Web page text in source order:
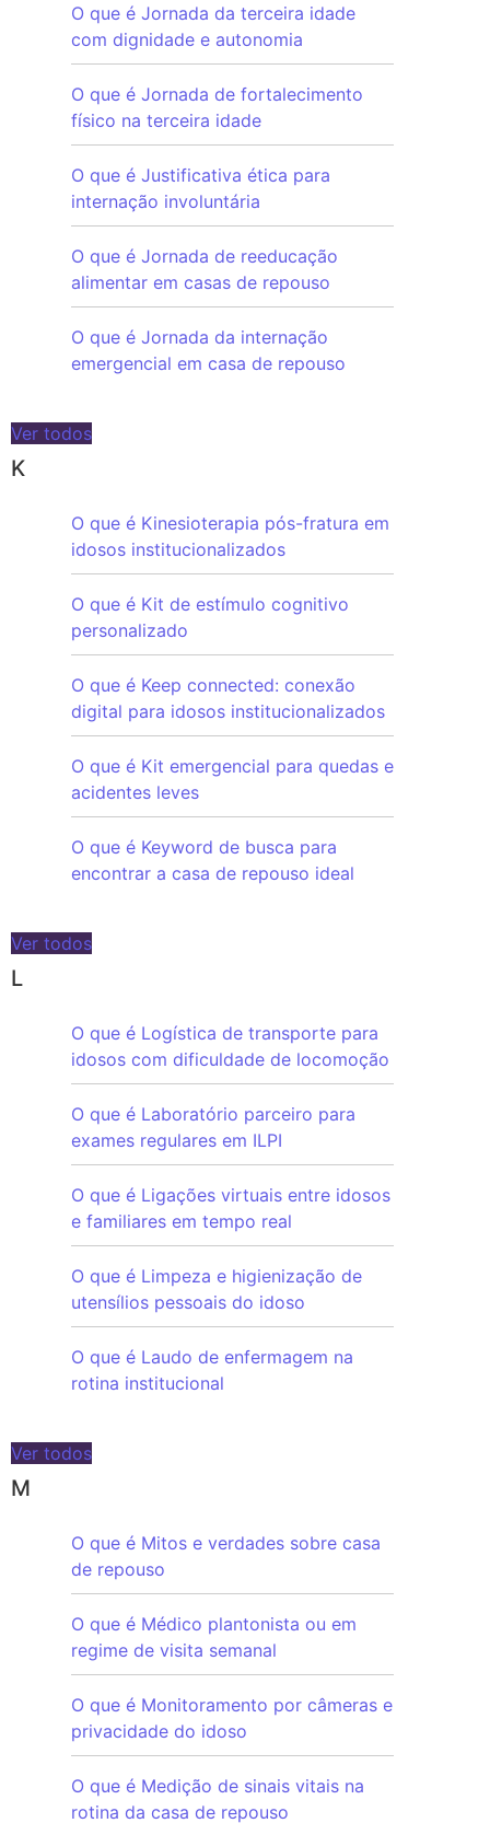
O que é Jornada da terceira idade
com dignidade e autonomia
O que é Jornada de fortalecimento
físico na terceira idade
O que é Justificativa ética para
internação involuntária
O que é Jornada de reeducação
alimentar em casas de repouso
O que é Jornada da internação
emergencial em casa de repouso
Ver todos
K
O que é Kinesioterapia pós-fratura em
idosos institucionalizados
O que é Kit de estímulo cognitivo
personalizado
O que é Keep connected: conexão
digital para idosos institucionalizados
O que é Kit emergencial para quedas e
acidentes leves
O que é Keyword de busca para
encontrar a casa de repouso ideal
Ver todos
L
O que é Logística de transporte para
idosos com dificuldade de locomoção
O que é Laboratório parceiro para
exames regulares em ILPI
O que é Ligações virtuais entre idosos
e familiares em tempo real
O que é Limpeza e higienização de
utensílios pessoais do idoso
O que é Laudo de enfermagem na
rotina institucional
Ver todos
M
O que é Mitos e verdades sobre casa
de repouso
O que é Médico plantonista ou em
regime de visita semanal
O que é Monitoramento por câmeras e
privacidade do idoso
O que é Medição de sinais vitais na
rotina da casa de repouso